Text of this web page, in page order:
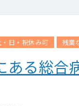
・日・祝休み可 残業
ある総